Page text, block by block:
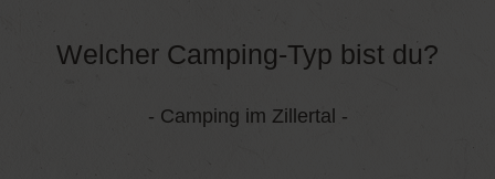
Welcher Camping-Typ bist du?
- Camping im Zillertal -